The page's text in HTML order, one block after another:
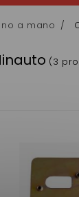
a mano
(3